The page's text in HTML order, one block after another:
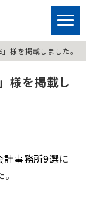
様を掲載しました。
様を掲載し
計事務所9選に